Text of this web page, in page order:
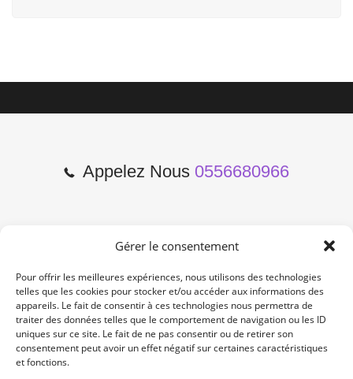
Gérer le consentement
Pour offrir les meilleures expériences, nous utilisons des technologies
telles que les cookies pour stocker et/ou accéder aux informations des
appareils. Le fait de consentir à ces technologies nous permettra de
traiter des données telles que le comportement de navigation ou les ID
uniques sur ce site. Le fait de ne pas consentir ou de retirer son
consentement peut avoir un effet négatif sur certaines caractéristiques
et fonctions.
Appelez Nous 0556680966
2 Cours de l'Yser 33800
Bordeaux
Lun-Samedi: 10:00 -19:00
Non Stop